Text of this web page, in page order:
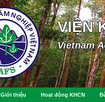
VIỆN
Vietnam
Giới thiệu Hoạt động KHCN